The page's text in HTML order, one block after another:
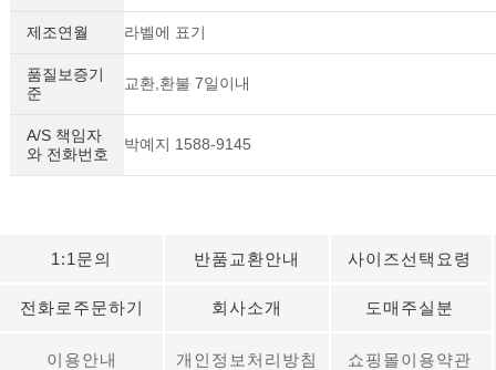
제조연월 라벨에 표기
품질보증기
준
교환,환불 7일이내
A/S 책임자
와 전화번호
박예지 1588-9145
1:1문의 반품교환안내 사이즈선택요령
전화로주문하기 회사소개 도매주실분
이용안내 개인정보처리방침 쇼핑몰이용약관